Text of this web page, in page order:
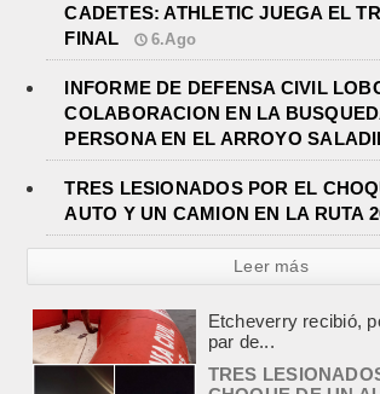
CADETES: ATHLETIC JUEGA EL
FINAL
6.Ago
INFORME DE DEFENSA CIVIL
COLABORACION EN LA
PERSONA EN EL ARROYO
TRES LESIONADOS POR EL
AUTO Y UN CAMION EN LA RUTA
Leer más
TRES
CHOQUE DE UN
CAMION EN LA